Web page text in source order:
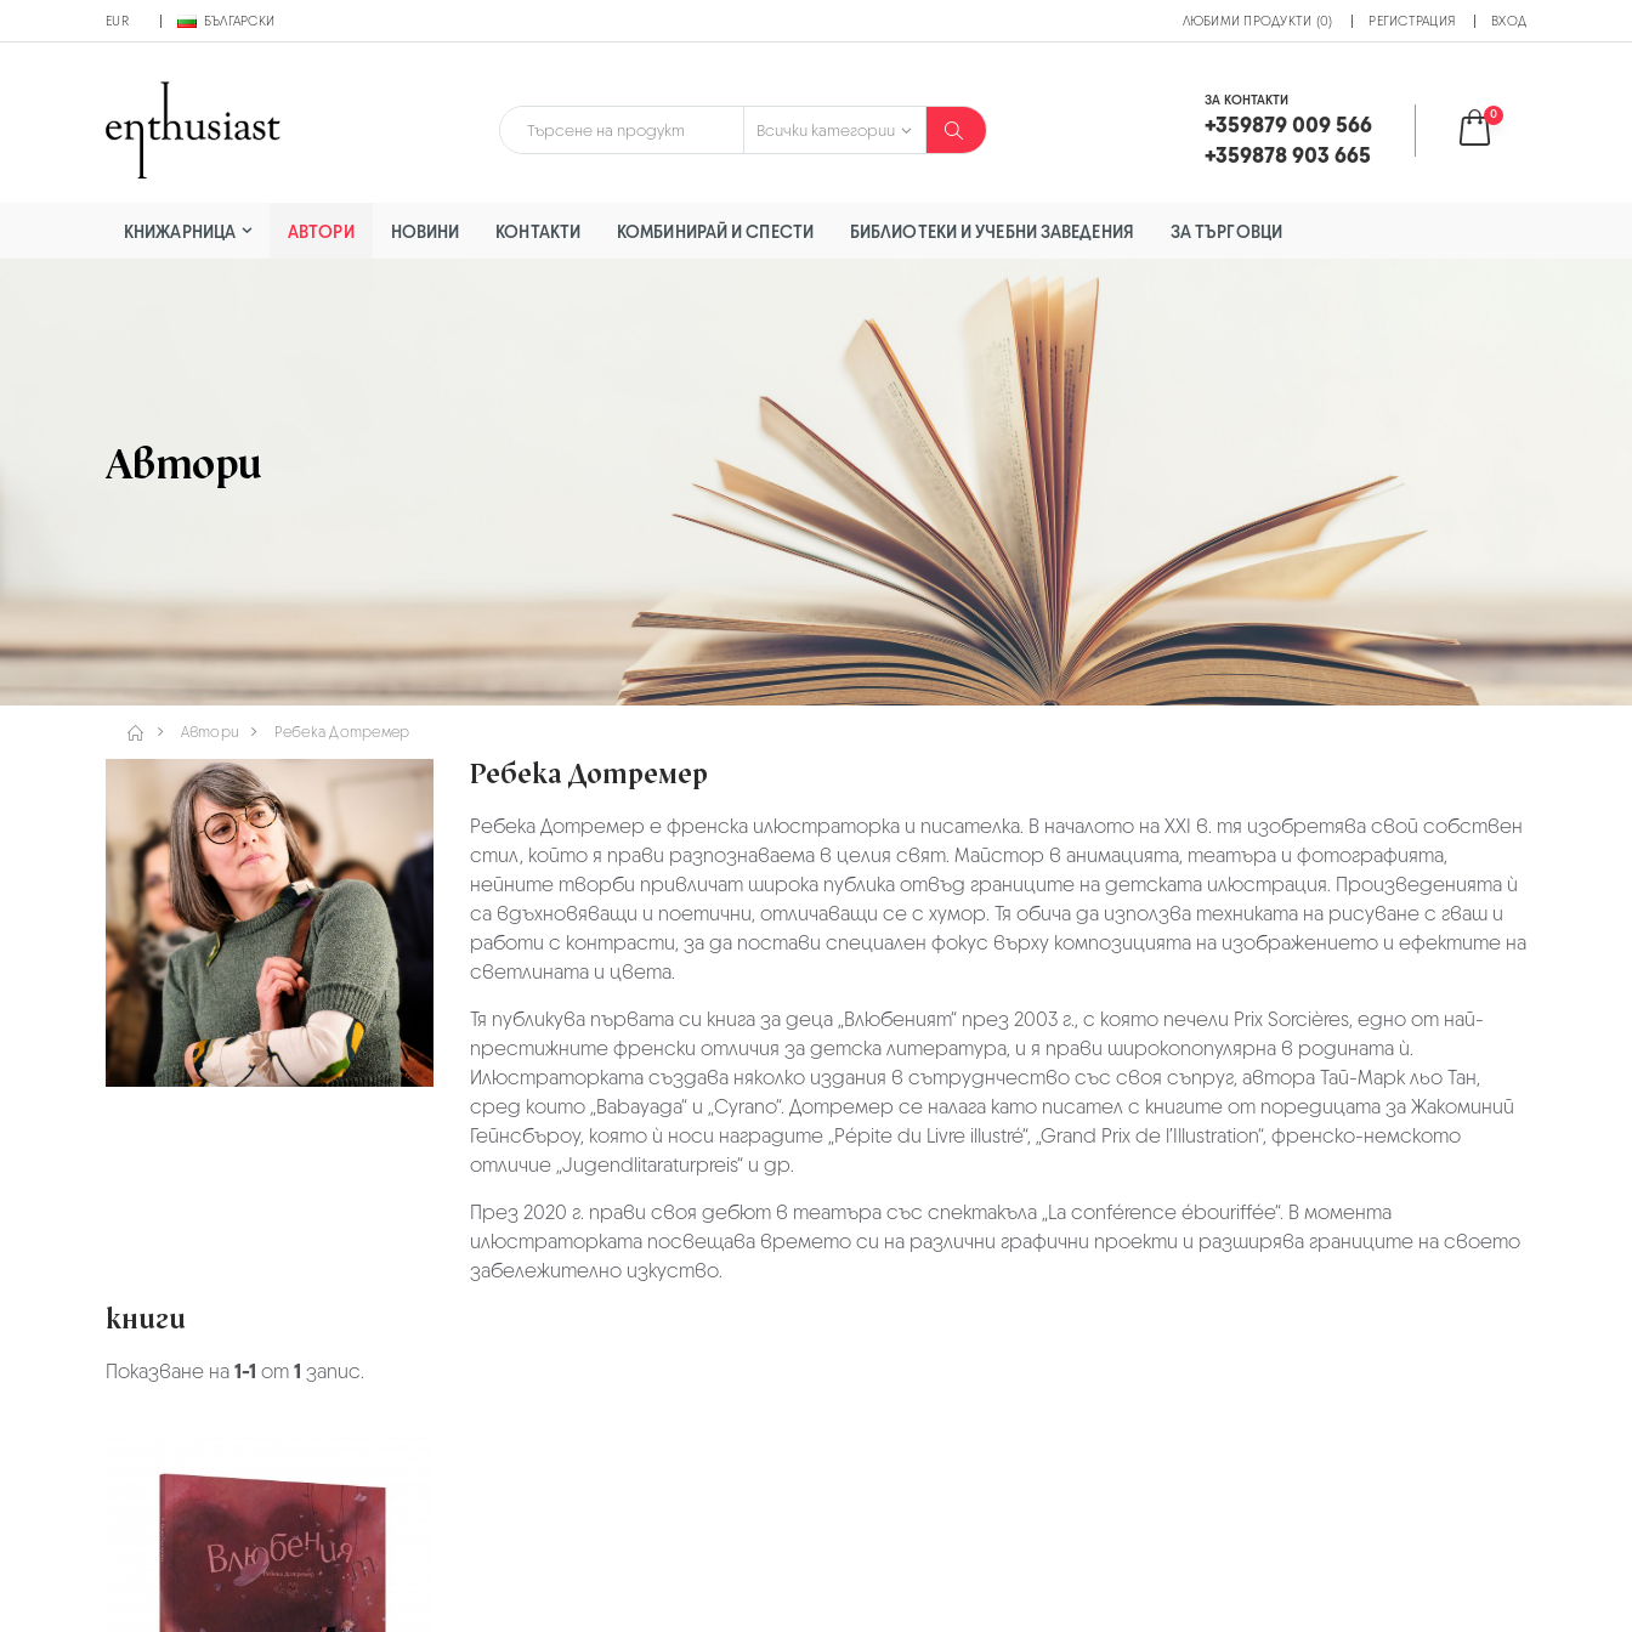
EUR БЪЛГАРСКИ ЛЮБИМИ ПРОДУКТИ (0) РЕГИСТРАЦИЯ ВХОД
ЗА КОНТАКТИ
+359879 009 566
+359878 903 665
0
КНИЖАРНИЦА АВТОРИ НОВИНИ КОНТАКТИ КОМБИНИРАЙ И СПЕСТИ БИБЛИОТЕКИ И УЧЕБНИ ЗАВЕДЕНИЯ ЗА ТЪРГОВЦИ
Автори
Автори Ребека Дотремер
Ребека Дотремер
Ребека Дотремер е френска илюстраторка и писателка. В началото на XXI в. тя изобретява свой собствен
стил, който я прави разпознаваема в целия свят. Майстор в анимацията, театъра и фотографията,
нейните творби привличат широка публика отвъд границите на детската илюстрация. Произведенията ѝ
са вдъхновяващи и поетични, отличаващи се с хумор. Тя обича да използва техниката на рисуване с гваш и
работи с контрасти, за да постави специален фокус върху композицията на изображението и ефектите на
светлината и цвета.
Тя публикува първата си книга за деца „Влюбеният“ през 2003 г., с която печели Prix Sorcières, едно от най-
престижните френски отличия за детска литература, и я прави широкопопулярна в родината ѝ.
Илюстраторката създава няколко издания в сътруднчество със своя съпруг, автора Тай-Марк льо Тан,
сред които „Babayaga“ и „Cyrano“. Дотремер се налага като писател с книгите от поредицата за Жакоминий
Гейнсбъроу, която ѝ носи наградите „Pépite du Livre illustré“, „Grand Prix de l’Illustration“, френско-немското
отличие „Jugendlitaraturpreis“ и др.
През 2020 г. прави своя дебют в театъра със спектакъла „La conférence ébouriffée“. В момента
илюстраторката посвещава времето си на различни графични проекти и разширява границите на своето
забележително изкуство.
книги
Показване на1-1 от1 запис.